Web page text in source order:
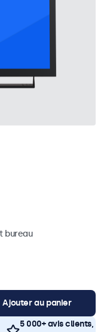
bureau
Ajouter au panier
5 000+ avis clients,